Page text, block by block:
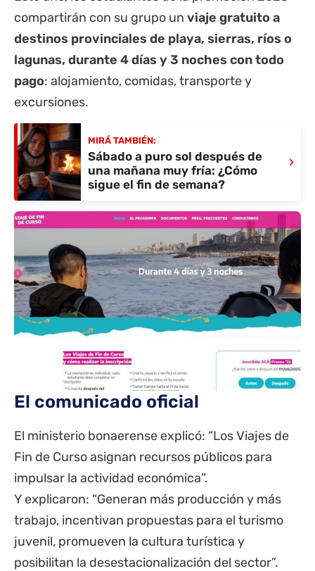
compartirán con su grupo un viaje gratuito a
destinos provinciales de playa, sierras, ríos o
lagunas, durante 4 días y 3 noches con todo
pago: alojamiento, comidas, transporte y
excursiones.
MIRÁ TAMBIÉN:
Sábado a puro sol después de
una mañana muy fría: ¿Cómo
sigue el fin de semana?
›
El comunicado oficial
El ministerio bonaerense explicó: “Los Viajes de
Fin de Curso asignan recursos públicos para
impulsar la actividad económica”.
Y explicaron: “Generan más producción y más
trabajo, incentivan propuestas para el turismo
juvenil, promueven la cultura turística y
posibilitan la desestacionalización del sector”.